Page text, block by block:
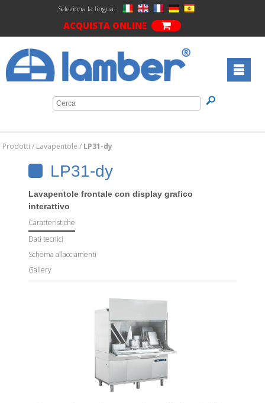
Seleziona la lingua:
ACQUISTA ONLINE
Prodotti/ Lavapentole/ LP31-dy
LP31-dy
Lavapentole frontale con display grafico
interattivo
Caratteristiche
Dati tecnici
Schema allacciamenti
Gallery